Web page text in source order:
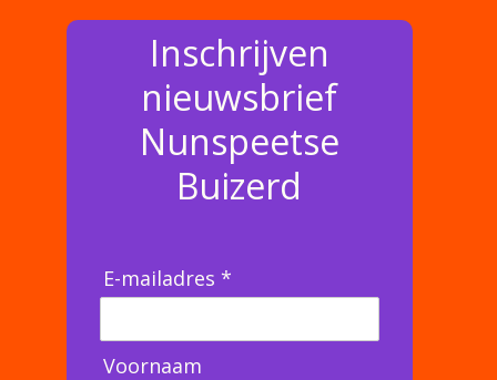
Inschrijven
nieuwsbrief
Nunspeetse
Buizerd
E-mailadres *
Voornaam